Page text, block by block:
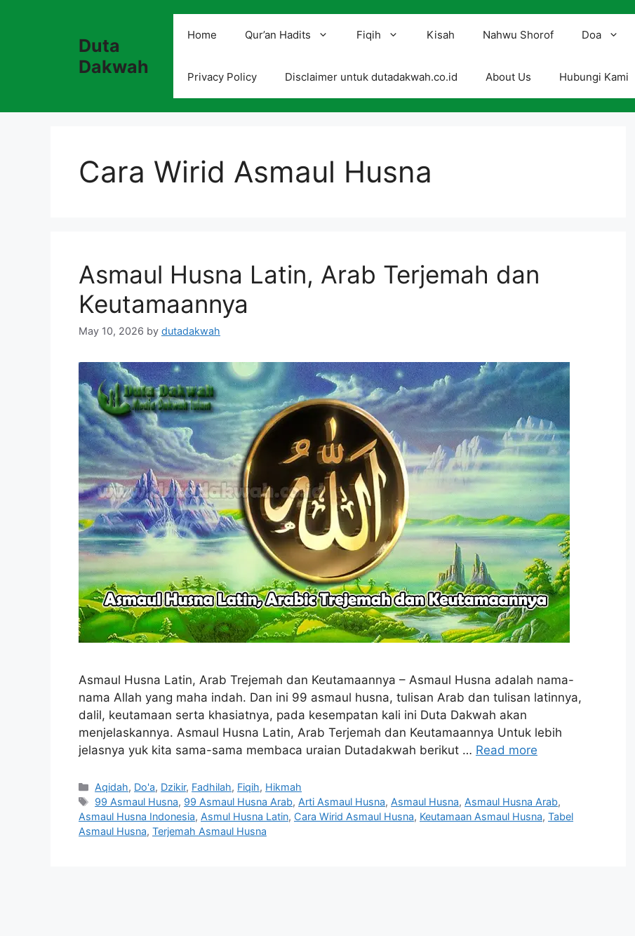
Duta
Dakwah
Home Qur’an Hadits Fiqih Kisah Nahwu Shorof Doa
Privacy Policy Disclaimer untuk dutadakwah.co.id About Us Hubungi Kami
Cara Wirid Asmaul Husna
Asmaul Husna Latin, Arab Terjemah dan
Keutamaannya
May 10, 2026 by dutadakwah
Asmaul Husna Latin, Arab Trejemah dan Keutamaannya – Asmaul Husna adalah nama-
nama Allah yang maha indah. Dan ini 99 asmaul husna, tulisan Arab dan tulisan latinnya,
dalil, keutamaan serta khasiatnya, pada kesempatan kali ini Duta Dakwah akan
menjelaskannya. Asmaul Husna Latin, Arab Terjemah dan Keutamaannya Untuk lebih
jelasnya yuk kita sama-sama membaca uraian Dutadakwah berikut … Read more
Categories
Aqidah, Do'a, Dzikir, Fadhilah, Fiqih, Hikmah
Tags
99 Asmaul Husna, 99 Asmaul Husna Arab, Arti Asmaul Husna, Asmaul Husna, Asmaul Husna Arab,
Asmaul Husna Indonesia, Asmul Husna Latin, Cara Wirid Asmaul Husna, Keutamaan Asmaul Husna, Tabel
Asmaul Husna, Terjemah Asmaul Husna